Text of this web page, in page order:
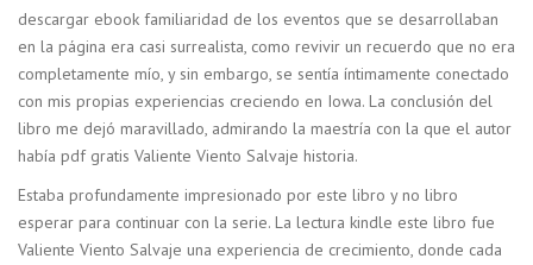
descargar ebook familiaridad de los eventos que se desarrollaban
en la página era casi surrealista, como revivir un recuerdo que no era
completamente mío, y sin embargo, se sentía íntimamente conectado
con mis propias experiencias creciendo en Iowa. La conclusión del
libro me dejó maravillado, admirando la maestría con la que el autor
había pdf gratis Valiente Viento Salvaje historia.
Estaba profundamente impresionado por este libro y no libro
esperar para continuar con la serie. La lectura kindle este libro fue
Valiente Viento Salvaje una experiencia de crecimiento, donde cada